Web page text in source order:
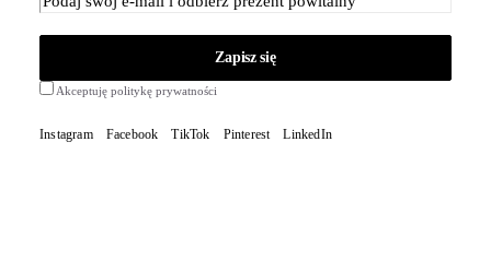
Akceptuję politykę prywatności
Instagram Facebook TikTok Pinterest LinkedIn